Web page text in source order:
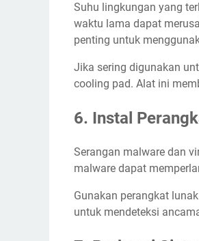
Suhu lingkungan yang
waktu lama dapat
penting untuk
Jika sering digunakan
cooling pad. Alat ini
6. Instal
Serangan malware dan
malware dapat
Gunakan perangkat
untuk mendeteksi